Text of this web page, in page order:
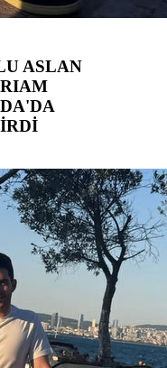
ASLAN